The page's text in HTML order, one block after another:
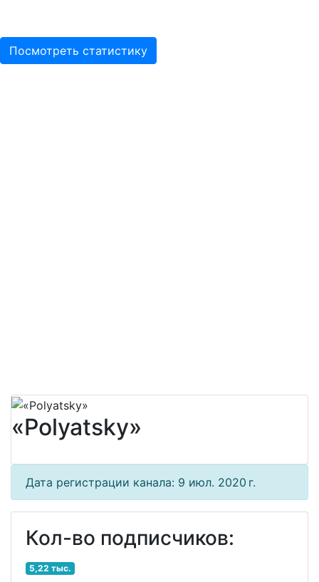
Посмотреть статистику
«Polyatsky»
Дата регистрации канала: 9 июл. 2020 г.
Кол-во подписчиков:
5,22 тыс.